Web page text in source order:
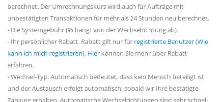
berechnet. Der Umrechnungskurs wird auch für Aufträge mit
unbestätigten Transaktionen für mehr als 24 Stunden neu berechnet.
- Die Systemgebühr (% hängt von der Wechselrichtung ab).
- Ihr persönlicher Rabatt. Rabatt gilt nur für registrierte Benutzer(Wie
kann ich mich registrieren). Hier können Sie mehr über Rabatt
erfahren.
- Wechsel-Typ. Automatisch bedeutet, dass kein Mensch beteiligt ist
und der Austausch erfolgt automatisch, sobald wir Ihre bestätigte
Zahlung erhalten. Automatische Wechselrichtungen sind sehr schnell